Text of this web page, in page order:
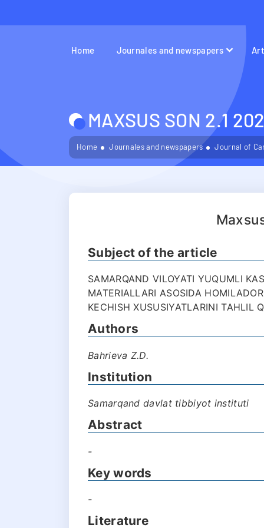
Home Journales and newspapers
MAXSUS SON 2.1
Home Journales and newspapers Journal of
Subject of the article
SAMARQAND VILOYATI YUQUMLI
MATERIALLARI ASOSIDA
KECHISH XUSUSIYATLARINI TAHLIL
Authors
Bahrieva Z.D.
Institution
Samarqand davlat tibbiyot instituti
Abstract
-
Key words
-
Literature